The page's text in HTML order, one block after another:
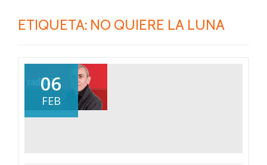
ETIQUETA: NO QUIERE LA LUNA
06
FEB